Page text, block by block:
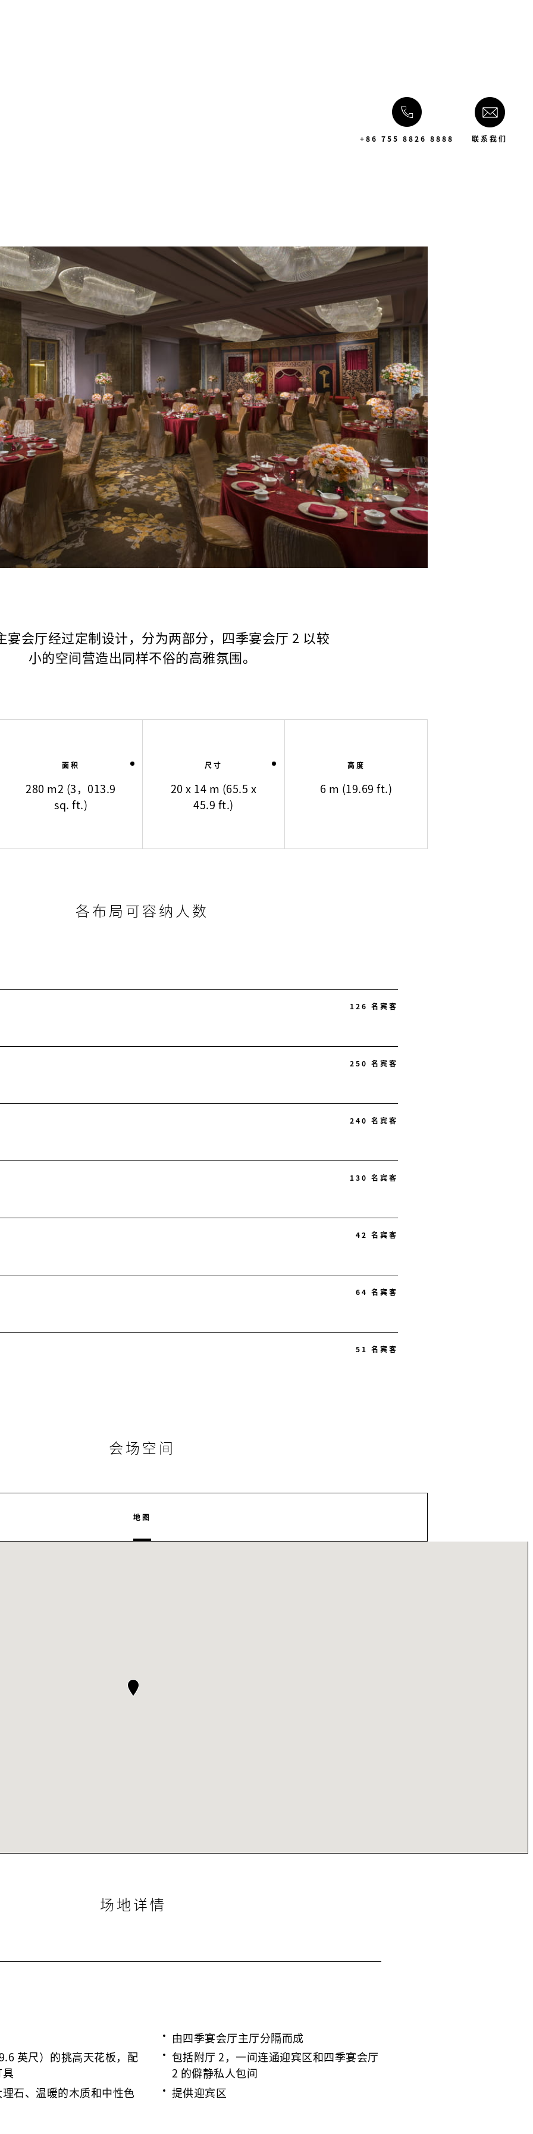
+86 755 8826 8888 联系我们
宴会厅经过定制设计，分为两部分，四季宴会厅 2 以较
小的空间营造出同样不俗的高雅氛围。
面积
280 m2 (3，013.9
sq. ft.)
尺寸
20 x 14 m (65.5 x
45.9 ft.)
高度
6 m (19.69 ft.)
各布局可容纳人数
126 名宾客
250 名宾客
240 名宾客
130 名宾客
42 名宾客
64 名宾客
51 名宾客
会场空间
地图
场地详情
英尺）的挑高天花板，配
石、温暖的木质和中性色
由四季宴会厅主厅分隔而成
包括附厅 2，一间连通迎宾区和四季宴会厅
2 的僻静私人包间
提供迎宾区